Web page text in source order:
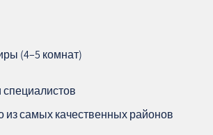
(4–5 комнат)
из самых качественных районов